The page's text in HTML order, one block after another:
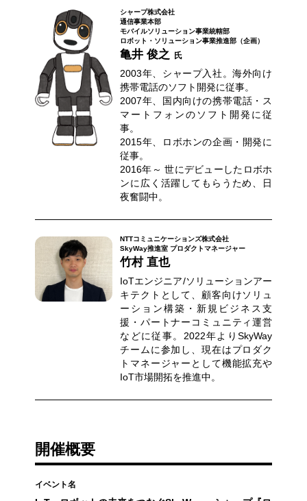
シャープ株式会社
通信事業本部
モバイルソリューション事業統轄部
ロボット・ソリューション事業推進部（企画）
亀井 俊之 氏
2003年、シャープ入社。海外向け
携帯電話のソフト開発に従事。
2007年、国内向けの携帯電話・ス
マートフォンのソフト開発に従
事。
2015年、ロボホンの企画・開発に
従事。
2016年～ 世にデビューしたロボホ
ンに広く活躍してもらうため、日
夜奮闘中。
NTTコミュニケーションズ株式会社
SkyWay推進室 プロダクトマネージャー
竹村 直也
IoTエンジニア/ソリューションアー
キテクトとして、顧客向けソリュ
ーション構築・新規ビジネス支
援・パートナーコミュニティ運営
などに従事。2022年よりSkyWay
チームに参加し、現在はプロダク
トマネージャーとして機能拡充や
IoT市場開拓を推進中。
開催概要
イベント名